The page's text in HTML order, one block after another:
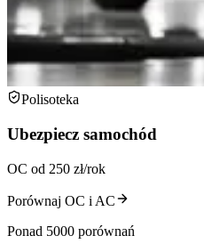
Polisoteka
Ubezpiecz samochód
OC od 250 zł/rok
Porównaj OC i AC
Ponad 5000 porównań